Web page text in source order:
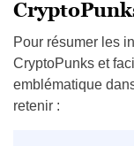
Pour résumer les
CryptoPunks et
emblématique
retenir :